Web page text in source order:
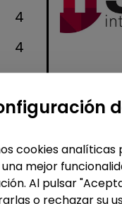
4
4
cookies analíticas
mejor
Al pulsar
o rechazar su